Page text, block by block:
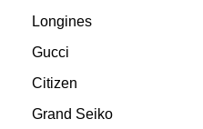
Longines
Gucci
Citizen
Grand Seiko